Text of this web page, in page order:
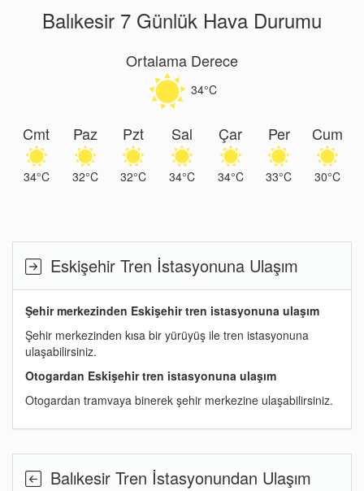
Balıkesir 7 Günlük Hava Durumu
Ortalama Derece
34°C
Cmt
34°C
Paz
32°C
Pzt
32°C
Sal
34°C
Çar
34°C
Per
33°C
Cum
30°C
Eskişehir Tren İstasyonuna Ulaşım
Şehir merkezinden Eskişehir tren istasyonuna ulaşım
Şehir merkezinden kısa bir yürüyüş ile tren istasyonuna
ulaşabilirsiniz.
Otogardan Eskişehir tren istasyonuna ulaşım
Otogardan tramvaya binerek şehir merkezine ulaşabilirsiniz.
Balıkesir Tren İstasyonundan Ulaşım